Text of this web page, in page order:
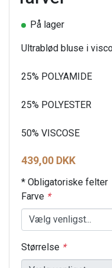
På lager
Ultrablød bluse i
25% POLYAMIDE
25% POLYESTER
50% VISCOSE
439,00 DKK
* Obligatoriske felter
Farve *
Størrelse *